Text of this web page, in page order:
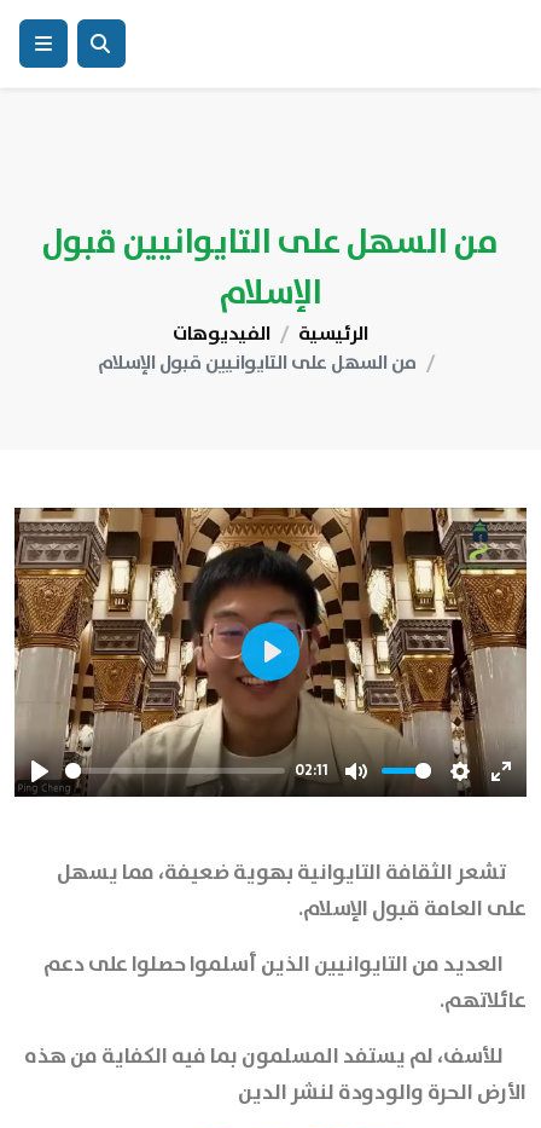
من السهل على التايوانيين قبول
الإسلام
الرئيسية
الفيديوهات
من السهل على التايوانيين قبول الإسلام
Play
02:11
Mute Settings
Play
تشعر الثقافة التايوانية بهوية ضعيفة، مما يسهل
على العامة قبول الإسلام.
العديد من التايوانيين الذين أسلموا حصلوا على دعم
عائلاتهم.
للأسف، لم يستفد المسلمون بما فيه الكفاية من هذه
الأرض الحرة والودودة لنشر الدين